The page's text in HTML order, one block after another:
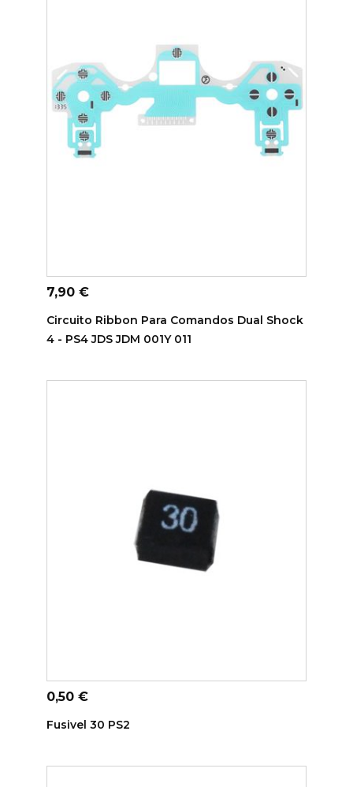
ADICIONAR AO CARRINHO
Preço
7,90 €
Circuito Ribbon Para Comandos Dual Shock
4 - PS4 JDS JDM 001Y 011
ADICIONAR AO CARRINHO
Preço
0,50 €
Fusivel 30 PS2